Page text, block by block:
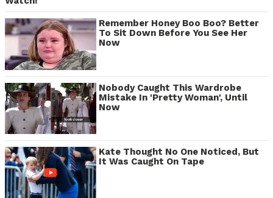
Remember Honey Boo Boo? Better
To Sit Down Before You See Her
Now
Nobody Caught This Wardrobe
Mistake In 'Pretty Woman', Until
Now
Kate Thought No One Noticed, But
It Was Caught On Tape